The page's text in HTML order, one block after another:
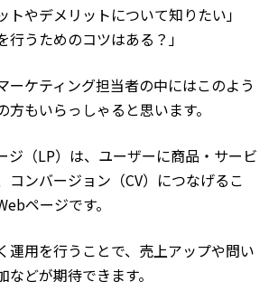
トやデメリットについて知りたい」
行うためのコツはある？」
ーケティング担当者の中にはこのよう
方もいらっしゃると思います。
ジ（LP）は、ユーザーに商品・サービ
コンバージョン（CV）につなげるこ
ページです。
運用を行うことで、売上アップや問い
どが期待できます。